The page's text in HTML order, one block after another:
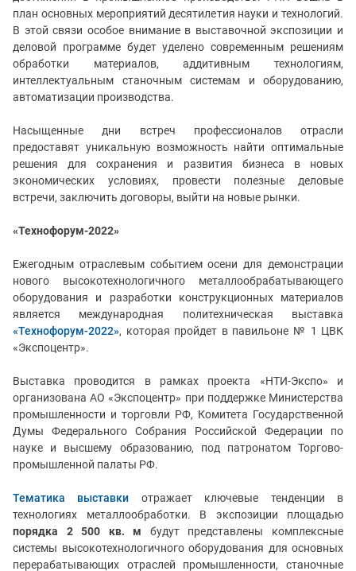
план основных мероприятий десятилетия науки и технологий.
В этой связи особое внимание в выставочной экспозиции и
деловой программе будет уделено современным решениям
обработки материалов, аддитивным технологиям,
интеллектуальным станочным системам и оборудованию,
автоматизации производства.
Насыщенные дни встреч профессионалов отрасли
предоставят уникальную возможность найти оптимальные
решения для сохранения и развития бизнеса в новых
экономических условиях, провести полезные деловые
встречи, заключить договоры, выйти на новые рынки.
«Технофорум-2022»
Ежегодным отраслевым событием осени для демонстрации
нового высокотехнологичного металлообрабатывающего
оборудования и разработки конструкционных материалов
является международная политехническая выставка
«Технофорум-2022», которая пройдет в павильоне № 1 ЦВК
«Экспоцентр».
Выставка проводится в рамках проекта «НТИ-Экспо» и
организована АО «Экспоцентр» при поддержке Министерства
промышленности и торговли РФ, Комитета Государственной
Думы Федерального Собрания Российской Федерации по
науке и высшему образованию, под патронатом Торгово-
промышленной палаты РФ.
Тематика выставки отражает ключевые тенденции в
технологиях металлообработки. В экспозиции площадью
порядка
2 500 кв. м будут представлены комплексные
системы высокотехнологичного оборудования для основных
перерабатывающих отраслей промышленности, станочные